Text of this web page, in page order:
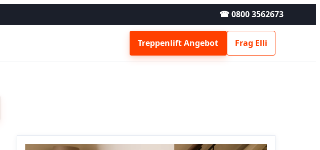
☎ 0800 3562673
Treppenlift Angebot Frag Elli